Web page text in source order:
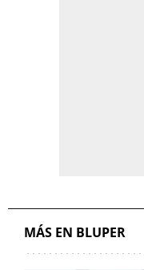
MÁS EN BLUPER